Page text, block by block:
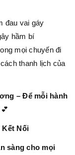
đau vai gáy
hầm bí
mọi chuyến đi
thanh lịch của
– Để mỗi hành
💕
Kết Nối
sàng cho mọi